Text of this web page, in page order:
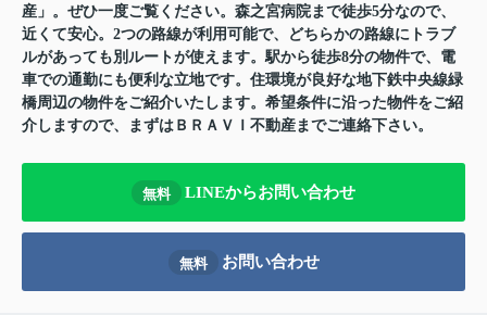
産」。ぜひ一度ご覧ください。森之宮病院まで徒歩5分なので、
近くて安心。2つの路線が利用可能で、どちらかの路線にトラブ
ルがあっても別ルートが使えます。駅から徒歩8分の物件で、電
車での通勤にも便利な立地です。住環境が良好な地下鉄中央線緑
橋周辺の物件をご紹介いたします。希望条件に沿った物件をご紹
介しますので、まずはＢＲＡＶＩ不動産までご連絡下さい。
無料 LINEからお問い合わせ
無料 お問い合わせ